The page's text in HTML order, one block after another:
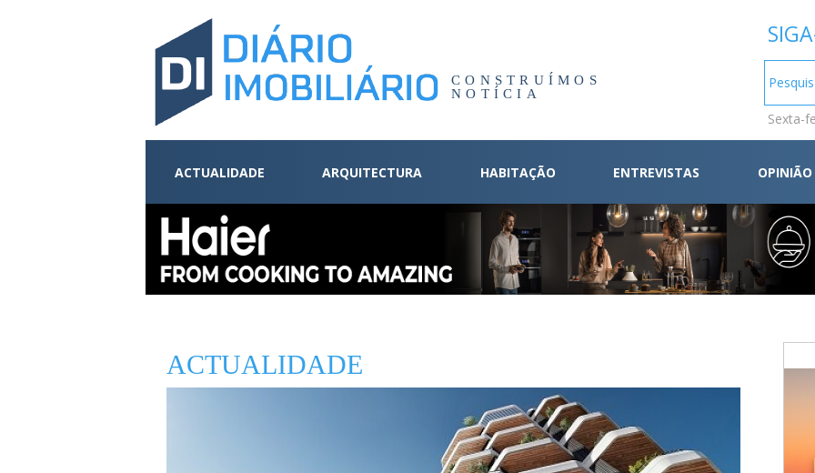
CONSTRUÍMOS
NOTÍCIA
Sexta-
ACTUALIDADE ARQUITECTURA HABITAÇÃO ENTREVISTAS OPINIÃO
ACTUALIDADE